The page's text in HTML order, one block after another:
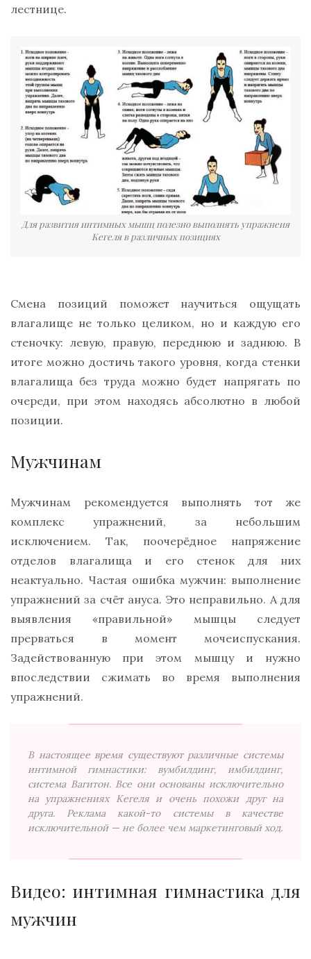
лестнице.
Для развития интимных мышц полезно выполнять упражнеия
Кегеля в различных позициях
Смена позиций поможет научиться ощущать
влагалище не только целиком, но и каждую его
стеночку: левую, правую, переднюю и заднюю. В
итоге можно достичь такого уровня, когда стенки
влагалища без труда можно будет напрягать по
очереди, при этом находясь абсолютно в любой
позиции.
Мужчинам
Мужчинам рекомендуется выполнять тот же
комплекс упражнений, за небольшим
исключением. Так, поочерёдное напряжение
отделов влагалища и его стенок для них
неактуально. Частая ошибка мужчин: выполнение
упражнений за счёт ануса. Это неправильно. А для
выявления «правильной» мышцы следует
прерваться в момент мочеиспускания.
Задействованную при этом мышцу и нужно
впоследствии сжимать во время выполнения
упражнений.
В настоящее время существуют различные системы
интимной гимнастики: вумбилдинг, имбилдинг,
система Вагитон. Все они основаны исключительно
на упражнениях Кегеля и очень похожи друг на
друга. Реклама какой-то системы в качестве
исключительной — не более чем маркетинговый ход.
Видео: интимная гимнастика для
мужчин